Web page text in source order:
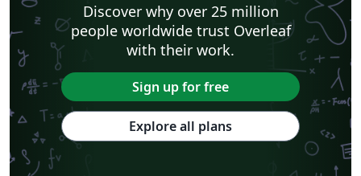
Discover why over 25 million
people worldwide trust Overleaf
with their work.
Sign up for free
Explore all plans